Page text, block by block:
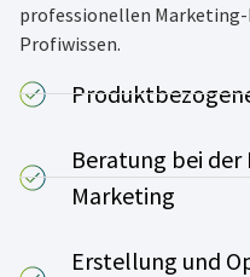
professionellen
Profiwissen.
Beratung bei
Marketing
Erstellung und